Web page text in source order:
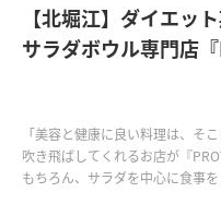
【北堀江】ダイエッ
サラダボウル専門店『
「美容と健康に良い料理は、そ
吹き飛ばしてくれるお店が『
もちろん、サラダを中心に食事